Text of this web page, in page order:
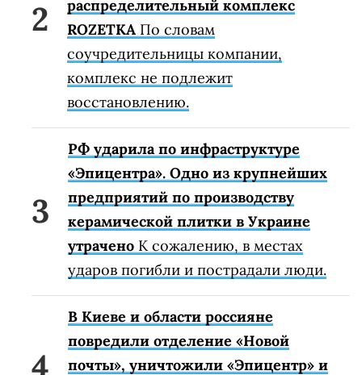
распределительный комплекс
ROZETKA По словам
соучредительницы компании,
комплекс не подлежит
восстановлению.
РФ ударила по инфраструктуре
«Эпицентра». Одно из крупнейших
предприятий по производству
керамической плитки в Украине
утрачено К сожалению, в местах
ударов погибли и пострадали люди.
В Киеве и области россияне
повредили отделение «Новой
почты», уничтожили «Эпицентр» и